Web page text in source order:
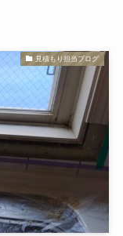
見積もり担当ブログ